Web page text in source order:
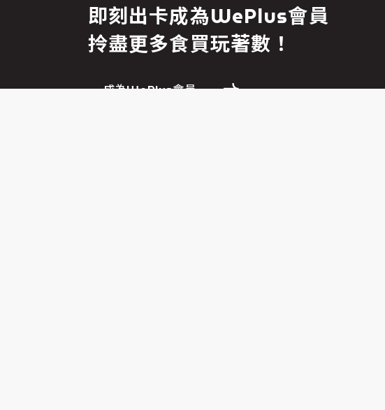
即刻出卡成為WePlus會員
拎盡更多食買玩著數！
成為WePlus會員
繼續前往